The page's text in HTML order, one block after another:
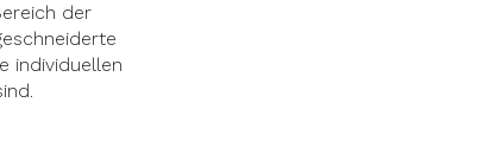
der
individuellen